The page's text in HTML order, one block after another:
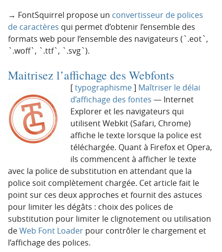
→ FontSquirrel propose un convertisseur de polices
de caractères qui permet d’obtenir l’ensemble des
formats web pour l’ensemble des navigateurs (`.eot`,
`.woff`, `.ttf`, `.svg`).
Maitrisez l’affichage des Webfonts
[typographisme] Maîtriser le délai
d’affichage des fontes — Internet
Explorer et les navigateurs qui
utilisent Webkit (Safari, Chrome)
affiche le texte lorsque la police est
téléchargée. Quant à Firefox et Opera,
ils commencent à afficher le texte
avec la police de substitution en attendant que la
police soit complètement chargée. Cet article fait le
point sur ces deux approches et fournit des astuces
pour limiter les dégâts : choix des polices de
substitution pour limiter le clignotement ou utilisation
deWeb Font Loader pour contrôler le chargement et
l’affichage des polices.